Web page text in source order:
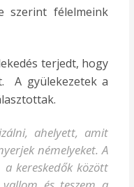
szerint félelmeink
terjedt, hogy
A gyülekezetek a
ahelyett, amit
némelyeket. A
kereskedők között